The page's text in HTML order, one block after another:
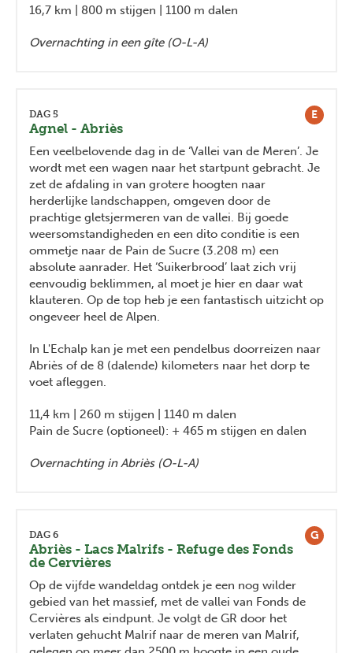
16,7 km | 800 m stijgen | 1100 m dalen
Overnachting in een gîte (O-L-A)
E
DAG 5
Agnel - Abriès
Een veelbelovende dag in de ‘Vallei van de Meren’. Je
wordt met een wagen naar het startpunt gebracht. Je
zet de afdaling in van grotere hoogten naar
herderlijke landschappen, omgeven door de
prachtige gletsjermeren van de vallei. Bij goede
weersomstandigheden en een dito conditie is een
ommetje naar de Pain de Sucre (3.208 m) een
absolute aanrader. Het ‘Suikerbrood’ laat zich vrij
eenvoudig beklimmen, al moet je hier en daar wat
klauteren. Op de top heb je een fantastisch uitzicht op
ongeveer heel de Alpen.
In L'Echalp kan je met een pendelbus doorreizen naar
Abriès of de 8 (dalende) kilometers naar het dorp te
voet afleggen.
11,4 km | 260 m stijgen | 1140 m dalen
Pain de Sucre (optioneel): + 465 m stijgen en dalen
Overnachting in Abriès (O-L-A)
G
DAG 6
Abriès - Lacs Malrifs - Refuge des Fonds
de Cervières
Op de vijfde wandeldag ontdek je een nog wilder
gebied van het massief, met de vallei van Fonds de
Cervières als eindpunt. Je volgt de GR door het
verlaten gehucht Malrif naar de meren van Malrif,